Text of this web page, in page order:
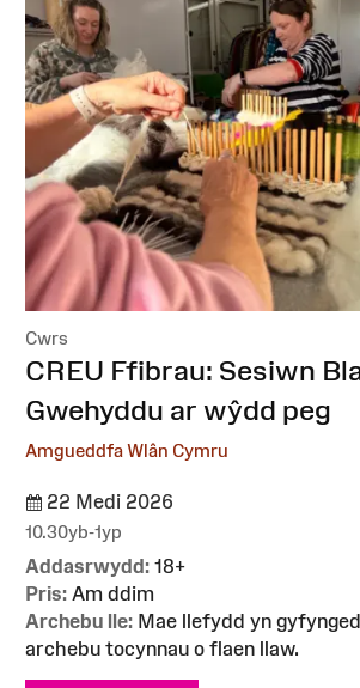
Cwrs
:CREU Ffibrau: Sesiwn
Gwehyddu ar wŷdd peg
Amgueddfa Wlân Cymru
22 Medi 2026
10.30yb-1yp
Addasrwydd: 18+
Pris: Am ddim
Archebu lle: Mae llefydd yn
archebu tocynnau o flaen llaw.